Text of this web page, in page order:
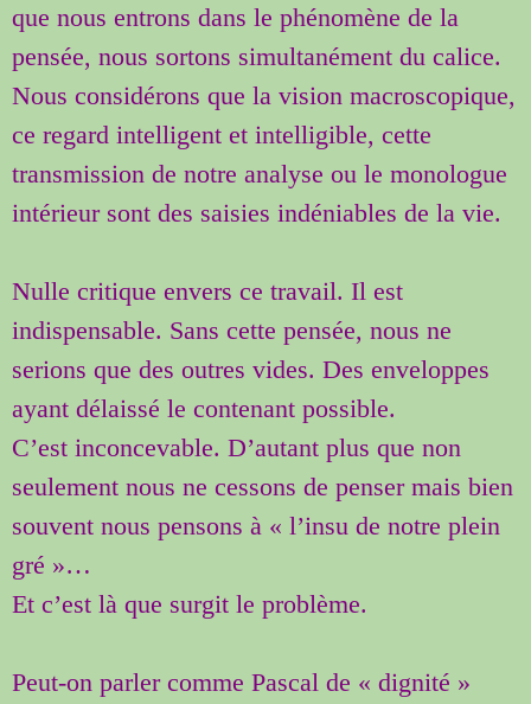
que nous entrons dans le phénomène de la
pensée, nous sortons simultanément du calice.
Nous considérons que la vision macroscopique,
ce regard intelligent et intelligible, cette
transmission de notre analyse ou le monologue
intérieur sont des saisies indéniables de la vie.
Nulle critique envers ce travail. Il est
indispensable. Sans cette pensée, nous ne
serions que des outres vides. Des enveloppes
ayant délaissé le contenant possible.
C’est inconcevable. D’autant plus que non
seulement nous ne cessons de penser mais bien
souvent nous pensons à « l’insu de notre plein
gré »…
Et c’est là que surgit le problème.
Peut-on parler comme Pascal de « dignité »